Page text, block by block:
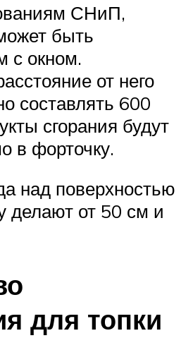
СНиП,
быть
с окном.
от него
составлять 600
сгорания будут
в форточку.
над поверхностью
делают от 50 см и
для топки